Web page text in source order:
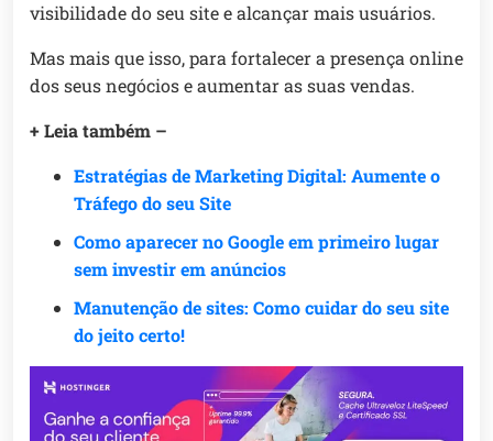
visibilidade do seu site e alcançar mais usuários.
Mas mais que isso, para fortalecer a presença online
dos seus negócios e aumentar as suas vendas.
+ Leia também –
Estratégias de Marketing Digital: Aumente o
Tráfego do seu Site
Como aparecer no Google em primeiro lugar
sem investir em anúncios
Manutenção de sites: Como cuidar do seu site
do jeito certo!